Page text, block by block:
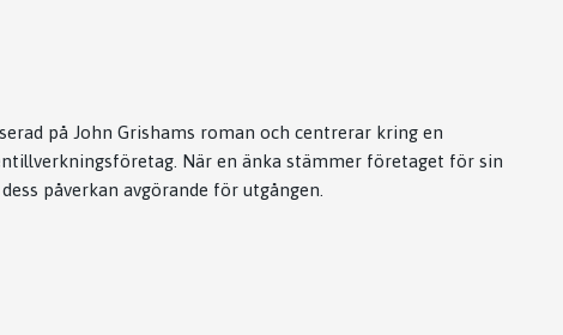
på John Grishams roman och centrerar kring en
När en änka stämmer företaget för sin
påverkan avgörande för utgången.